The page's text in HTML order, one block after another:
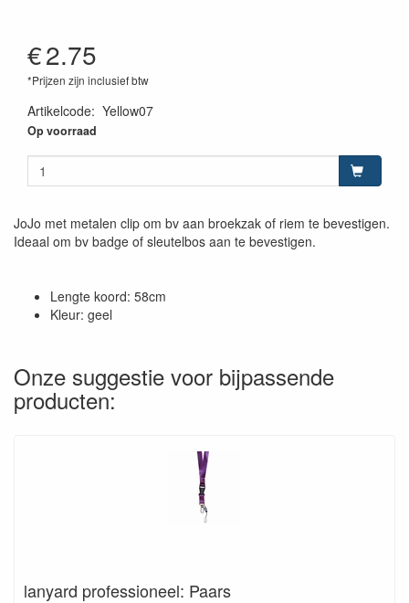
€2.75
*Prijzen zijn inclusief btw
Artikelcode: Yellow07
Op voorraad
JoJo met metalen clip om bv aan broekzak of riem te bevestigen.
Ideaal om bv badge of sleutelbos aan te bevestigen.
Lengte koord: 58cm
Kleur: geel
Onze suggestie voor bijpassende
producten:
lanyard professioneel: Paars